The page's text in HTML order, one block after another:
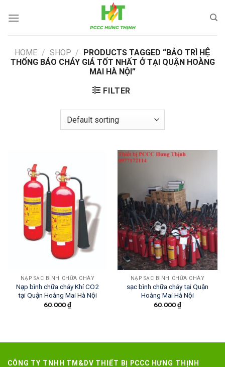
HOME / SHOP / PRODUCTS TAGGED “BẢO TRÌ HỆ
THỐNG BÁO CHÁY GIÁ TỐT NHẤT Ở TẠI QUẬN HOÀNG
MAI HÀ NỘI”
FILTER
NẠP SẠC BÌNH CHỮA CHÁY
Nạp bình chữa cháy Khí CO2
tại Quận Hoàng Mai Hà Nội
60.000₫
NẠP SẠC BÌNH CHỮA CHÁY
sạc bình chữa cháy tại Quận
Hoàng Mai Hà Nội
60.000₫
CÔNG TY TNHH TM&DV THIẾT BỊ PCCC HƯNG THỊNH